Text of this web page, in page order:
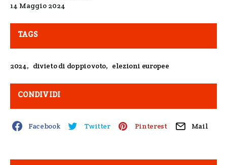
14 Maggio 2024
TAGS
2024, divieto di doppio voto, elezioni europee
CONDIVIDI
Facebook Twitter Pinterest Mail